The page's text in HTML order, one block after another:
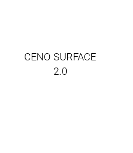
CENO SURFACE
2.0